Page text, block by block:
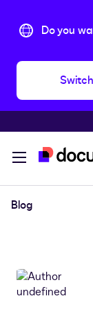
Do you
Pular para o
Blog